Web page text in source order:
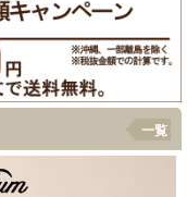
一覧